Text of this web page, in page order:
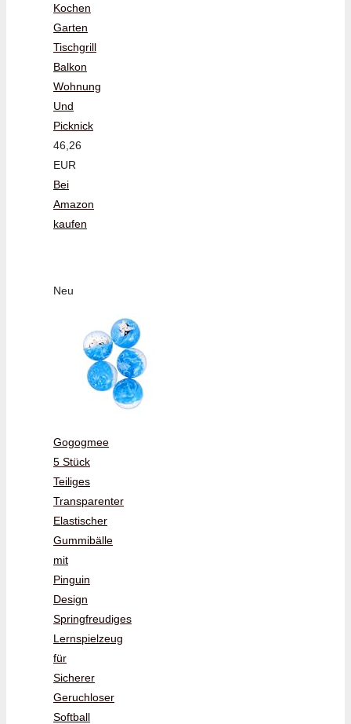
Kochen
Garten
Tischgrill
Balkon
Wohnung
Und
Picknick
46,26
EUR
Bei
Amazon
kaufen
Neu
Gogogmee
5 Stück
Teiliges
Transparenter
Elastischer
Gummibälle
mit
Pinguin
Design
Springfreudiges
Lernspielzeug
für
Sicherer
Geruchloser
Softball